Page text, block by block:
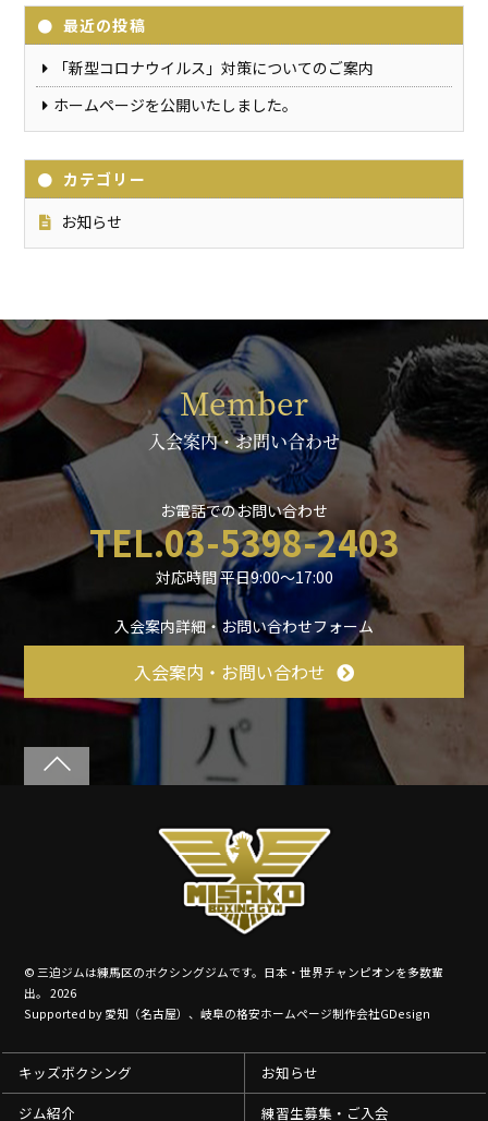
最近の投稿
「新型コロナウイルス」対策についてのご案内
ホームページを公開いたしました。
カテゴリー
お知らせ
Member
入会案内・お問い合わせ
お電話でのお問い合わせ
TEL.03-5398-2403
対応時間 平日9:00〜17:00
入会案内詳細・お問い合わせフォーム
入会案内・お問い合わせ
© 三迫ジムは練馬区のボクシングジムです。日本・世界チャンピオンを多数輩
出。 2026
Supported by 愛知（名古屋）、岐阜の格安ホームページ制作会社GDesign
キッズボクシング
お知らせ
ジム紹介
練習生募集・ご入会